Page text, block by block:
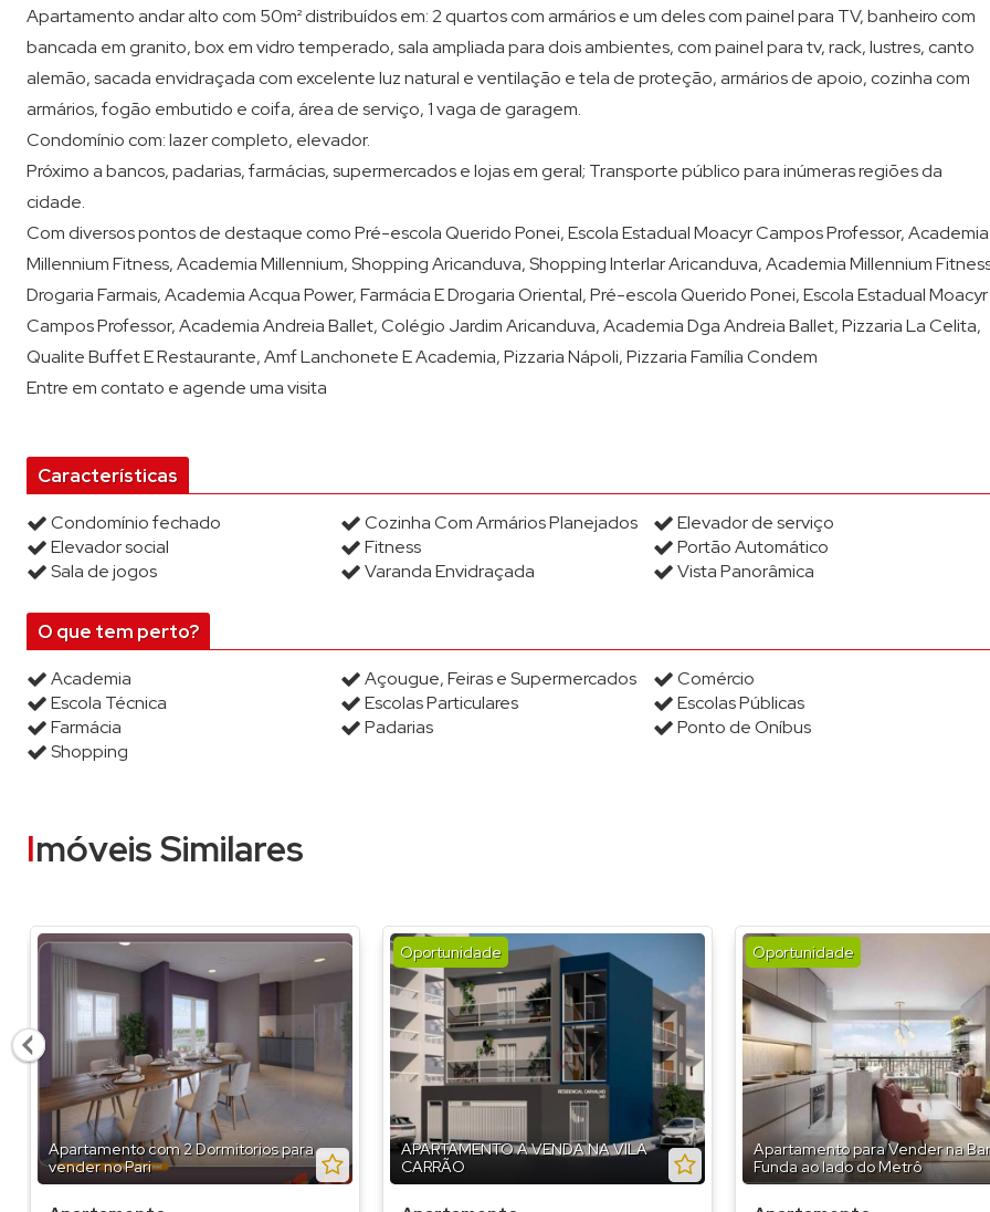
Condomínio Edifício Queen
Condomínio Edifício Salles
Condomínio Edificio Sao
Condomínio Edifício Solar
Condominio Edifício Torre
Condomínio Edifício
Condomínio Edifício
Condomínio Edificio You
Condomínio Floriza 1 (2)
Condomínio Gilberto Isaac
Condomínio La Dolce Vitta
Condomínio Mont Serrat (1)
CondomÍnio Morada da
Condominio Nex One
Condominio Novo
Condominio Novo Tempo
Condomínio One Prime
Condomínio Platina
Apartamento andar alto com 50m² distribuídos em: 2 quartos com armários e um deles com painel para TV, banheiro com
bancada em granito, box em vidro temperado, sala ampliada para dois ambientes, com painel para tv, rack, lustres, canto
alemão, sacada envidraçada com excelente luz natural e ventilação e tela de proteção, armários de apoio, cozinha com
armários, fogão embutido e coifa, área de serviço, 1 vaga de garagem.
Condomínio com: lazer completo, elevador.
Próximo a bancos, padarias, farmácias, supermercados e lojas em geral; Transporte público para inúmeras regiões da
cidade.
Com diversos pontos de destaque como Pré-escola Querido Ponei, Escola Estadual Moacyr Campos Professor, Academia
Millennium Fitness, Academia Millennium, Shopping Aricanduva, Shopping Interlar Aricanduva, Academia Millennium
Drogaria Farmais, Academia Acqua Power, Farmácia E Drogaria Oriental, Pré-escola Querido Ponei, Escola Estadual Moacyr
Campos Professor, Academia Andreia Ballet, Colégio Jardim Aricanduva, Academia Dga Andreia Ballet, Pizzaria La Celita,
Qualite Buffet E Restaurante, Amf Lanchonete E Academia, Pizzaria Nápoli, Pizzaria Família Condem
Entre em contato e agende uma visita
Características
Condomínio fechado Cozinha Com Armários Planejados
Elevador de serviço
Elevador social
Fitness
Portão Automático
Sala de jogos
Varanda Envidraçada Vista Panorâmica
O que tem perto?
Academia Açougue, Feiras e Supermercados
Comércio
Escola Técnica
Escolas Particulares
Escolas Públicas
Farmácia
Padarias
Ponto de Oníbus
Shopping
Imóveis Similares
Apartamento com 2 Dormitorios para
vender no Pari
Oportunidade
APARTAMENTO A VENDA NA VILA
CARRÃO
Oportunidade
Apartamento para Vender na
Funda ao lado do Metrô